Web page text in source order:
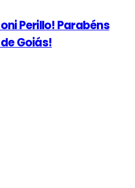
Perillo! Parabéns
Goiás!